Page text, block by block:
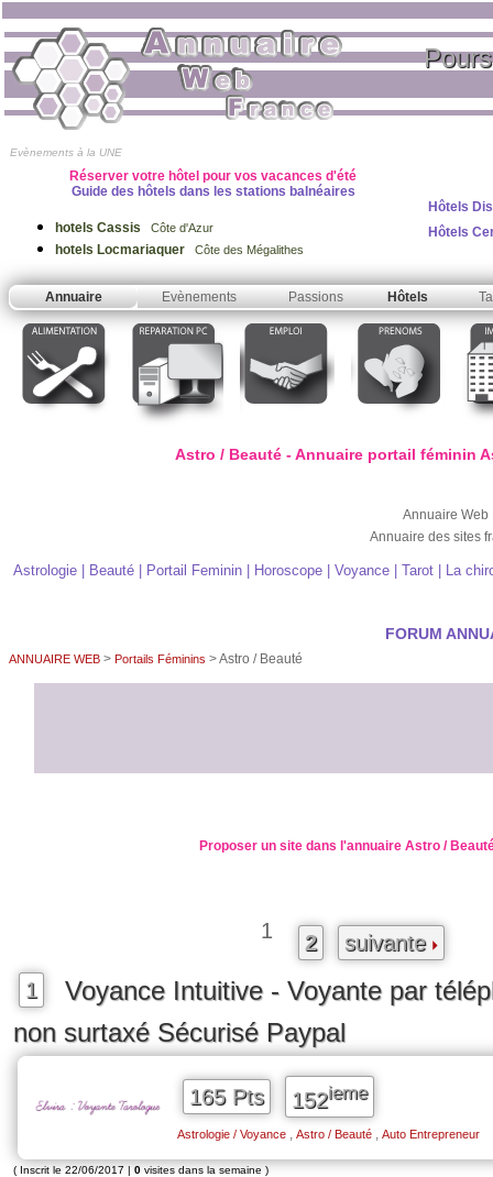
Evènements à la UNE
Réserver votre hôtel pour vos vacances d'été
Guide des hôtels dans les stations balnéaires
hotels Cassis Côte d'Azur
hotels Locmariaquer Côte des Mégalithes
Hôtels
Hôtels
Annuaire Evènements Passions Hôtels
Astro / Beauté - Annuaire portail féminin
Annuaire Web
Annuaire des sites
Astrologie | Beauté | Portail Feminin | Horoscope | Voyance | Tarot | La
FORUM
ANNUAIRE WEB > Portails Féminins > Astro / Beauté
Proposer un site dans l'annuaire Astro /
1 2
suivante
1
Voyance Intuitive - Voyante par
non surtaxé Sécurisé Paypal
165 Pts 152ieme
Astrologie / Voyance Astro / Beauté Auto Entrepreneur
( Inscrit le 22/06/2017 | 0 visites dans la semaine )